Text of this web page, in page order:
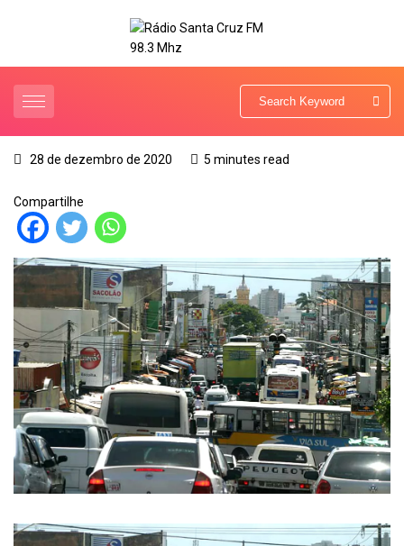
28 de dezembro de 2020 5 minutes read
Compartilhe